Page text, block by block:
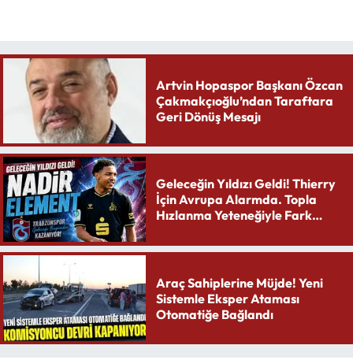
Artvin Hopaspor Başkanı Özcan
Çakmakçıoğlu’ndan Taraftara
Geri Dönüş Mesajı
Geleceğin Yıldızı Geldi! Thierry
İçin Avrupa Alarmda. Topla
Hızlanma Yeteneğiyle Fark
Araç Sahiplerine Müjde! Yeni
Sistemle Eksper Ataması
Otomatiğe Bağlandı